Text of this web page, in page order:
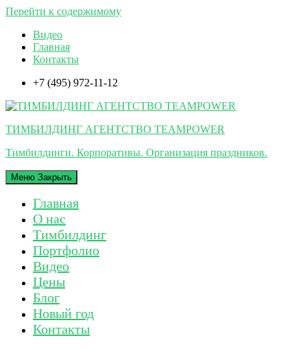
Перейти к содержимому
Видео
Главная
Контакты
+7 (495) 972-11-12
ТИМБИЛДИНГ АГЕНТСТВО TEAMPOWER
Тимбилдинги. Корпоративы. Организация праздников.
Меню Закрыть
Главная
О нас
Тимбилдинг
Портфолио
Видео
Цены
Блог
Новый год
Контакты